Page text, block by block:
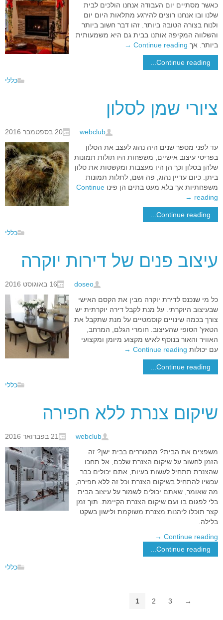
כאשר מסתיים יום העבודה אנחנו הולכים לבית
שלנו ובו אנחנו רוצים להירגע מתלאות היום יום
ולנוח בצורה הטובה ביותר. זהו דבר חשוב ביותר
והשלווה המקיפה אותנו בבית גם היא משמעותית
ביותר. אך Continue reading
→
Continue reading...
כללי
ציורי שמן לסלון
20 בספטמבר 2016
webclub
עד לפני מספר שנים היה נהוג לעצב את הסלון
בפריטי עיצוב אישיים, משפחות היו תולות תמונות
שלהן בסלון וכך הן היו מעצבות ומקשטות את סלון
ביתן. כיום עדיין נהוג, פה ושם, לתלות תמונות
משפחתיות אך בלא מעט בתים הן פינו Continue
reading
→
Continue reading...
כללי
עיצוב פנים של דירות יוקרה
16 באוגוסט 2016
doseo
כל מי שנכנס לדירת יוקרה מבין את הקסם האישי
שבעיצוב היוקרתי. על מנת לקבל דירה יוקרתית יש
צורך בכמה שינויים קוסמטיים על מנת שתקבל את
הטאץ' הסופי שהעיצוב. חומרי הגלם, המרחב,
האוויר והאור בנוסף לאיש מקצוע מיומן ומקצועי
עם יכולות Continue reading
→
Continue reading...
כללי
שיקום צנרת ללא חפירה
21 בפברואר 2016
webclub
משפצים את הבית? מתגוררים בבית ישן? זה
הזמן לחשוב על שיקום הצנרת שלכם, אל תחכו
שהצנרת תתחיל לעשות בעיות, אתם יכולים כבר
עכשיו להתחיל בשיקום הצנרת וכל זה ללא חפירה,
מה שאומר, שאתם יכולים לשמור על עיצוב הבית
בלי לפגום בו ועם שיקום הצנרת הקיימת. תוך זמן
קצר תוכלו ליהנות מצנרת משוקמת ולישון בשקט
בלילה.
Continue reading
→
Continue reading...
כללי
1 2 3 →